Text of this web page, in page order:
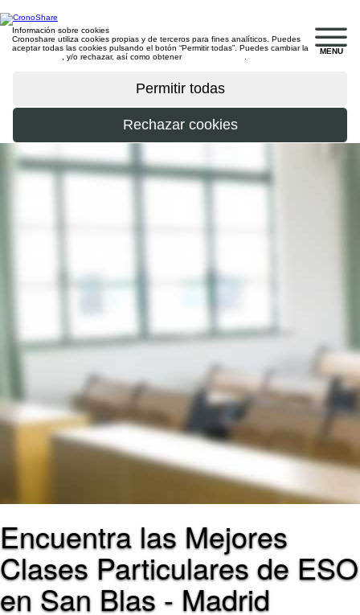
MENU
Información sobre cookies
Cronoshare utiliza cookies propias y de terceros para fines analíticos. Puedes
aceptar todas las cookies pulsando el botón “Permitir todas”. Puedes cambiar la
, y/o rechazar, así como obtener
Encuentra las Mejores
Clases Particulares de ESO
en San Blas - Madrid